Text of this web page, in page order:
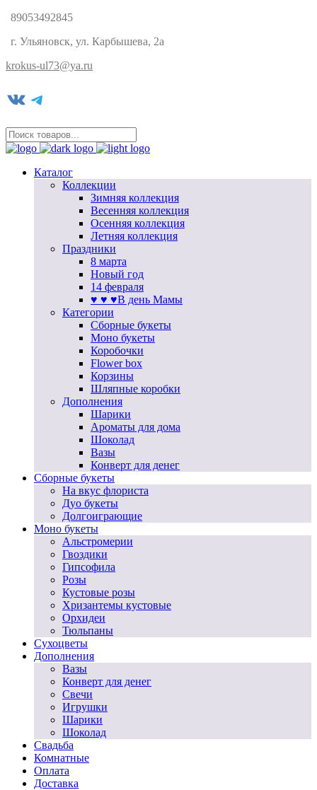
89053492845
г. Ульяновск, ул. Карбышева, 2а
krokus-ul73@ya.ru
VK Telegram
Каталог
Коллекции
Зимняя коллекция
Весенняя коллекция
Осенняя коллекция
Летняя коллекция
Праздники
8 марта
Новый год
14 февраля
♥ ♥ ♥В день Мамы
Категории
Сборные букеты
Моно букеты
Коробочки
Flower box
Корзины
Шляпные коробки
Дополнения
Шарики
Ароматы для дома
Шоколад
Вазы
Конверт для денег
Сборные букеты
На вкус флориста
Дуо букеты
Долгоиграющие
Моно букеты
Альстромерии
Гвоздики
Гипсофила
Розы
Кустовые розы
Хризантемы кустовые
Орхидеи
Тюльпаны
Сухоцветы
Дополнения
Вазы
Конверт для денег
Свечи
Игрушки
Шарики
Шоколад
Свадьба
Комнатные
Оплата
Доставка